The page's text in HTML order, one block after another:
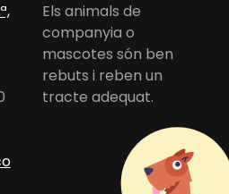
Els animals de
companyia o
mascotes són ben
rebuts i reben un
tracte adequat.